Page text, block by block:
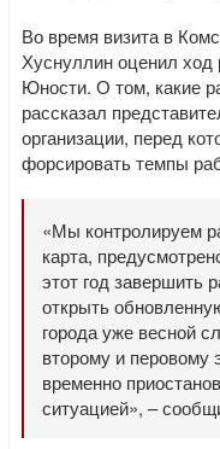
Во время визита в
Хуснуллин оценил ход
Юности. О том, какие
рассказал
организации, перед
форсировать темпы
«Мы контролируем
карта,
этот год завершить
открыть
города уже весной
второму и
временно
ситуацией», –